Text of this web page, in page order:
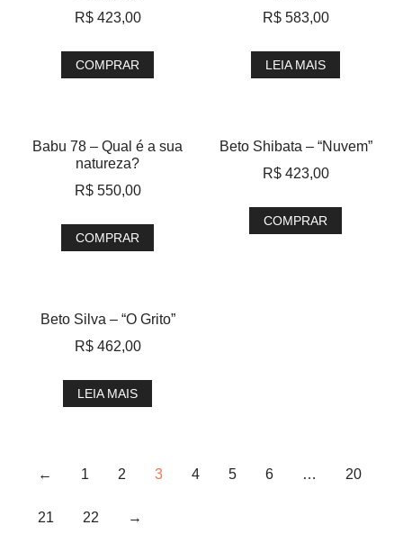
R$423,00
COMPRAR
R$583,00
LEIA MAIS
Babu 78 – Qual é a sua
natureza?
R$550,00
COMPRAR
Beto Shibata – “Nuvem”
R$423,00
COMPRAR
Beto Silva – “O Grito”
R$462,00
LEIA MAIS
← 1 2 3 4 5 6 … 20
21 22 →